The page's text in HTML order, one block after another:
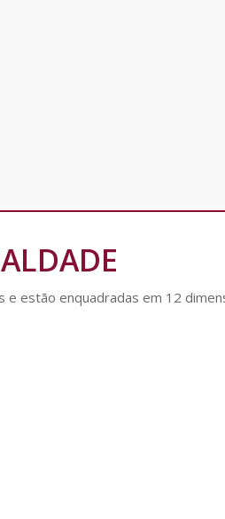
estão enquadradas em 12